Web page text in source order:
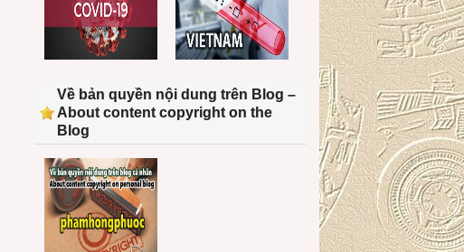
Về bản quyền nội dung trên Blog –
About content copyright on the
Blog